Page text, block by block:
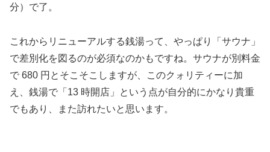
分）で了。
これからリニューアルする銭湯って、やっぱり「サウナ」
で差別化を図るのが必須なのかもですね。サウナが別料金
で 680 円とそこそこしますが、このクォリティーに加
え、銭湯で「13 時開店」という点が自分的にかなり貴重
でもあり、また訪れたいと思います。